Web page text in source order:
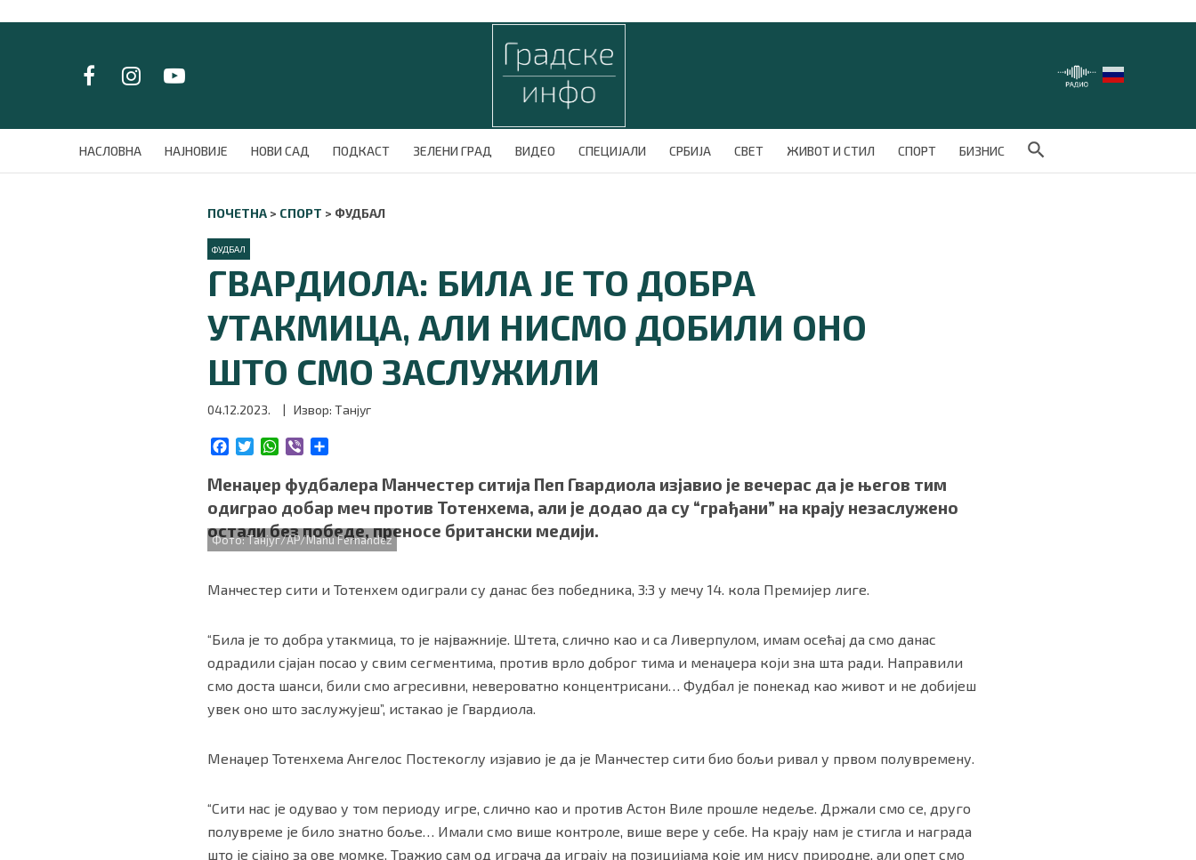
НАСЛОВНА НАЈНОВИЈЕ НОВИ САД ПОДКАСТ ЗЕЛЕНИ ГРАД ВИДЕО СПЕЦИЈАЛИ СРБИЈА СВЕТ ЖИВОТ И СТИЛ СПОРТ БИЗНИС
Search Button
ПОЧЕТНА > СПОРТ > ФУДБАЛ
ФУДБАЛ
ГВАРДИОЛА: БИЛА ЈЕ ТО ДОБРА
УТАКМИЦА, АЛИ НИСМО ДОБИЛИ ОНО
ШТО СМО ЗАСЛУЖИЛИ
04.12.2023. | Извор: Танјуг
c
b
o
o
i
t
t
e
r
W
a
s
A
p
b
e
r
a
e
Менаџер фудбалера Манчестер ситија Пеп Гвардиола изјавио је вечерас да је његов тим
одиграо добар меч против Тотенхема, али је додао да су “грађани” на крају незаслужено
остали без победе, преносе британски медији.
Фото: Танјуг/AP/Manu Fernandez
Манчестер сити и Тотенхем одиграли су данас без победника, 3:3 у мечу 14. кола Премијер лиге.
“Била је то добра утакмица, то је најважније. Штета, слично као и са Ливерпулом, имам осећај да смо данас
одрадили сјајан посао у свим сегментима, против врло доброг тима и менаџера који зна шта ради. Направили
смо доста шанси, били смо агресивни, невероватно концентрисани… Фудбал је понекад као живот и не добијеш
увек оно што заслужујеш”, истакао је Гвардиола.
Менаџер Тотенхема Ангелос Постекоглу изјавио је да је Манчестер сити био бољи ривал у првом полувремену.
“Сити нас је одувао у том периоду игре, слично као и против Астон Виле прошле недеље. Држали смо се, друго
полувреме је било знатно боље… Имали смо више контроле, више вере у себе. На крају нам је стигла и награда
што је сјајно за ове момке. Тражио сам од играча да играју на позицијама које им нису природне, али опет смо
НАСЛОВНА
НАЈНОВИЈЕ
redakcija@gradskeinfo.rs
ПРАТИТЕ НАС
Услови коришћења |Политика приватности |О нама
ПРЕУЗМИТЕ НАШУ АПЛИКАЦИЈУ